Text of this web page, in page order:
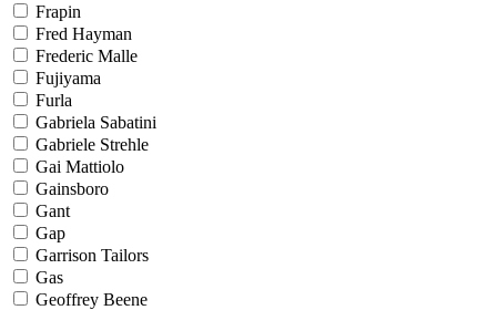
Frapin
Fred Hayman
Frederic Malle
Fujiyama
Furla
Gabriela Sabatini
Gabriele Strehle
Gai Mattiolo
Gainsboro
Gant
Gap
Garrison Tailors
Gas
Geoffrey Beene